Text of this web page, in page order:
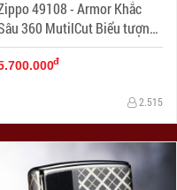
49108 - Armor Khắc
360 MutilCut Biểu tượng
De-Lis
đ
2.515